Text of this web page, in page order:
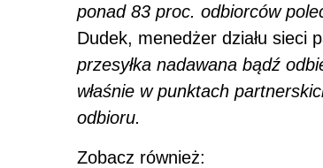
ponad 83 proc. odbiorców
Dudek, menedżer działu sieci
przesyłka nadawana bądź
właśnie w punktach
odbioru.
Zobacz również: